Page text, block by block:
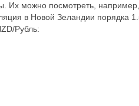
Их можно посмотреть,
в Новой Зеландии порядка
Рубль: